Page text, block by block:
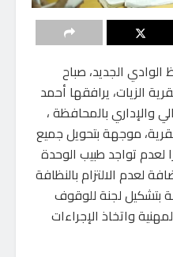
الجديد، صباح
الزيات، يرافقها أحمد
والإداري بالمحافظة ،
موجهة بتحويل جميع
لعدم تواجد طبيب الوحدة
لعدم الالتزام بالنظافة
بتشكيل لجنة للوقوف
واتخاذ الإجراءات